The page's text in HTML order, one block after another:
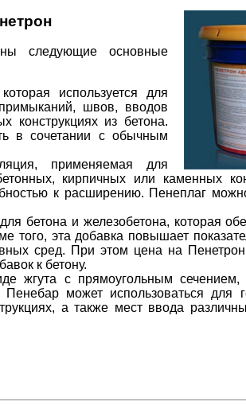
следующие основные
используется для
швов, вводов
конструкциях из бетона.
в сочетании с обычным
применяемая для
кирпичных или каменных
к расширению. Пенеплаг
бетона и железобетона, которая
того, эта добавка повышает
сред. При этом цена на
к бетону.
жгута с прямоугольным сечением,
Пенебар может использоваться
а также мест ввода